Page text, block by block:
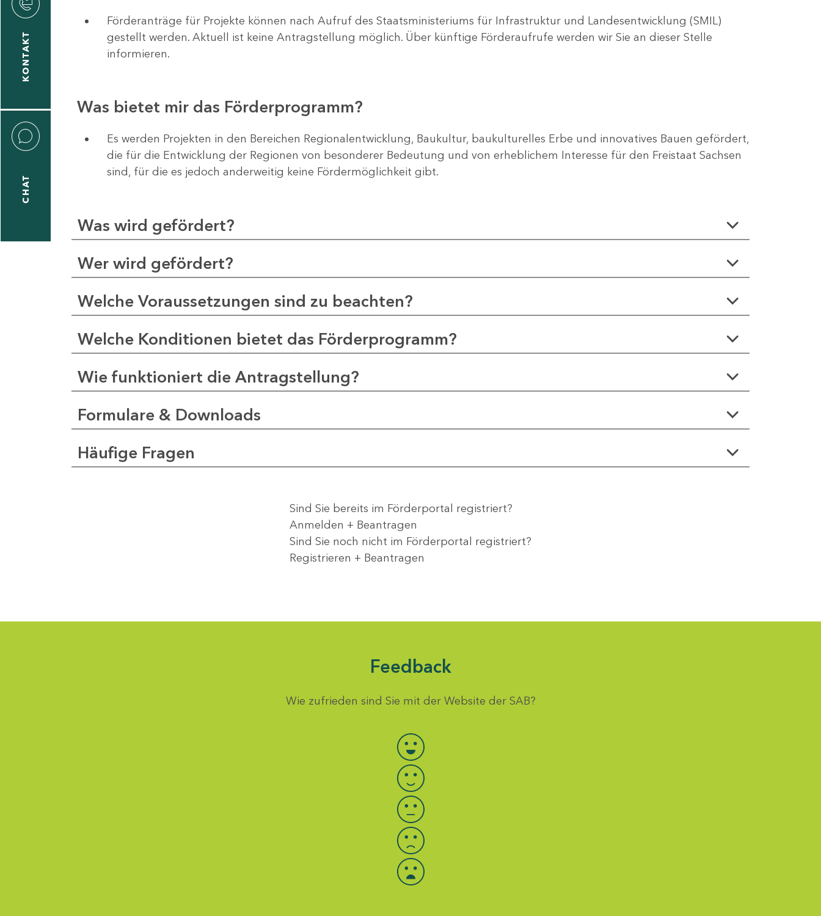
KONTAKT
CHAT
Förderanträge für Projekte können nach Aufruf des Staatsministeriums für Infrastruktur und Landesentwicklung (SMIL)
gestellt werden. Aktuell ist keine Antragstellung möglich. Über künftige Förderaufrufe werden wir Sie an dieser Stelle
informieren.
Was bietet mir das Förderprogramm?
Es werden Projekten in den Bereichen Regionalentwicklung, Baukultur, baukulturelles Erbe und innovatives Bauen gefördert,
die für die Entwicklung der Regionen von besonderer Bedeutung und von erheblichem Interesse für den Freistaat Sachsen
sind, für die es jedoch anderweitig keine Fördermöglichkeit gibt.
Was wird gefördert?
Wer wird gefördert?
Welche Voraussetzungen sind zu beachten?
Welche Konditionen bietet das Förderprogramm?
Wie funktioniert die Antragstellung?
Formulare & Downloads
Häufige Fragen
Sind Sie bereits im Förderportal registriert?
Anmelden + Beantragen
Sind Sie noch nicht im Förderportal registriert?
Registrieren + Beantragen
Feedback
Wie zufrieden sind Sie mit der Website der SAB?
Bewertung auswählen